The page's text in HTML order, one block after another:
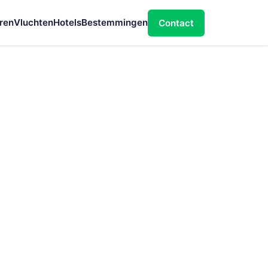
VluchtenHotelsBestemmingen Contact